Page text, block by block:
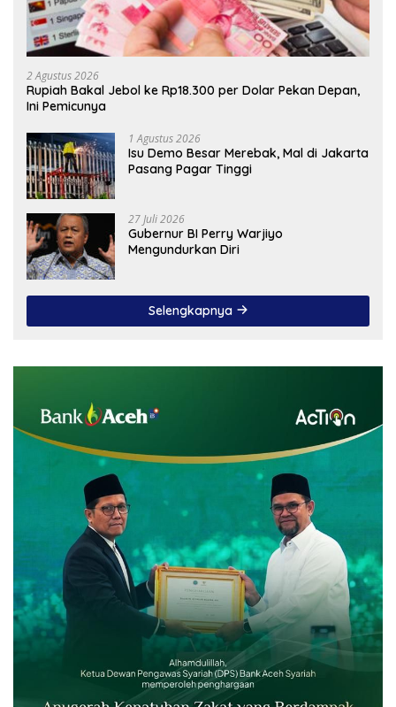
2 Agustus 2026
Rupiah Bakal Jebol ke Rp18.300 per Dolar Pekan Depan,
Ini Pemicunya
1 Agustus 2026
Isu Demo Besar Merebak, Mal di Jakarta
Pasang Pagar Tinggi
27 Juli 2026
Gubernur BI Perry Warjiyo
Mengundurkan Diri
Selengkapnya